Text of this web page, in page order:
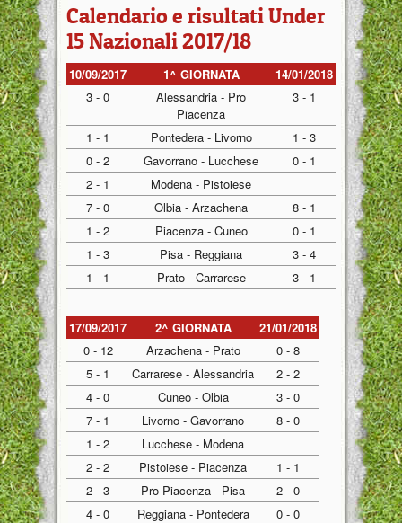
Calendario e risultati Under
15 Nazionali 2017/18
10/09/2017 1^ GIORNATA
14/01/2018
3 - 0
Alessandria - Pro
Piacenza
3 - 1
1 - 1 Pontedera - Livorno
1 - 3
0 - 2
Gavorrano - Lucchese
0 - 1
2 - 1
Modena - Pistoiese
7 - 0
Olbia - Arzachena
8 - 1
1 - 2
Piacenza - Cuneo
0 - 1
1 - 3
Pisa - Reggiana
3 - 4
1 - 1
Prato - Carrarese 3 - 1
17/09/2017 2^ GIORNATA
21/01/2018
0 - 12
Arzachena - Prato
0 - 8
5 - 1
Carrarese - Alessandria
2 - 2
4 - 0
Cuneo - Olbia
3 - 0
7 - 1
Livorno - Gavorrano
8 - 0
1 - 2
Lucchese - Modena
2 - 2
Pistoiese - Piacenza
1 - 1
2 - 3
Pro Piacenza - Pisa
2 - 0
4 - 0
Reggiana - Pontedera 0 - 0